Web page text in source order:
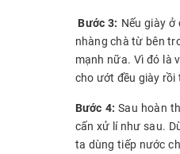
Bước 3: Nếu giày
nhàng chà từ bên
mạnh nữa. Vì đó là
cho ướt đều giày rồi
Bước 4: Sau hoàn
cấn xử lí như sau.
ta dùng tiếp nước